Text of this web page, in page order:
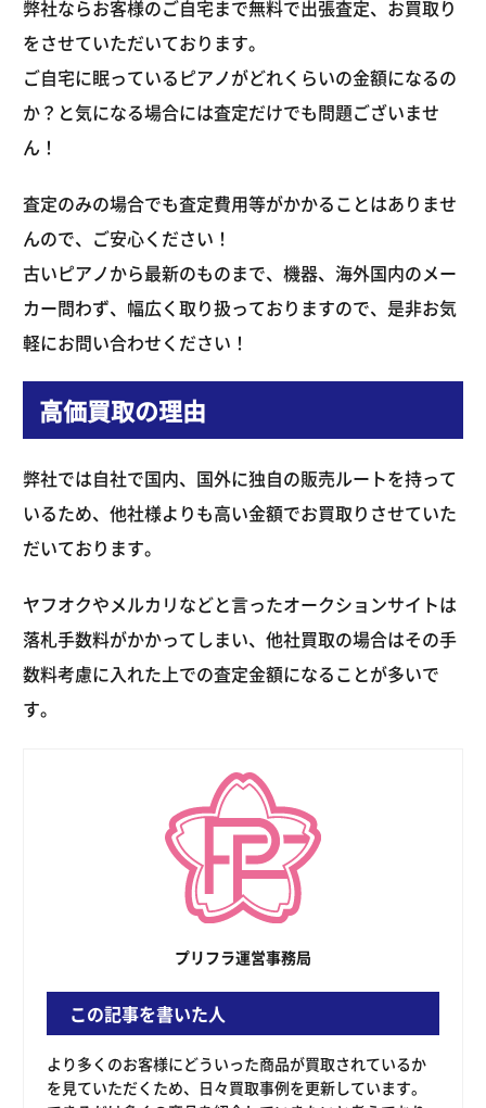
弊社ならお客様のご自宅まで無料で出張査定、お買取り
をさせていただいております。
ご自宅に眠っているピアノがどれくらいの金額になるの
か？と気になる場合には査定だけでも問題ございませ
ん！
査定のみの場合でも査定費用等がかかることはありませ
んので、ご安心ください！
古いピアノから最新のものまで、機器、海外国内のメー
カー問わず、幅広く取り扱っておりますので、是非お気
軽にお問い合わせください！
高価買取の理由
弊社では自社で国内、国外に独自の販売ルートを持って
いるため、他社様よりも高い金額でお買取りさせていた
だいております。
ヤフオクやメルカリなどと言ったオークションサイトは
落札手数料がかかってしまい、他社買取の場合はその手
数料考慮に入れた上での査定金額になることが多いで
す。
プリフラ運営事務局
この記事を書いた人
より多くのお客様にどういった商品が買取されているか
を見ていただくため、日々買取事例を更新しています。